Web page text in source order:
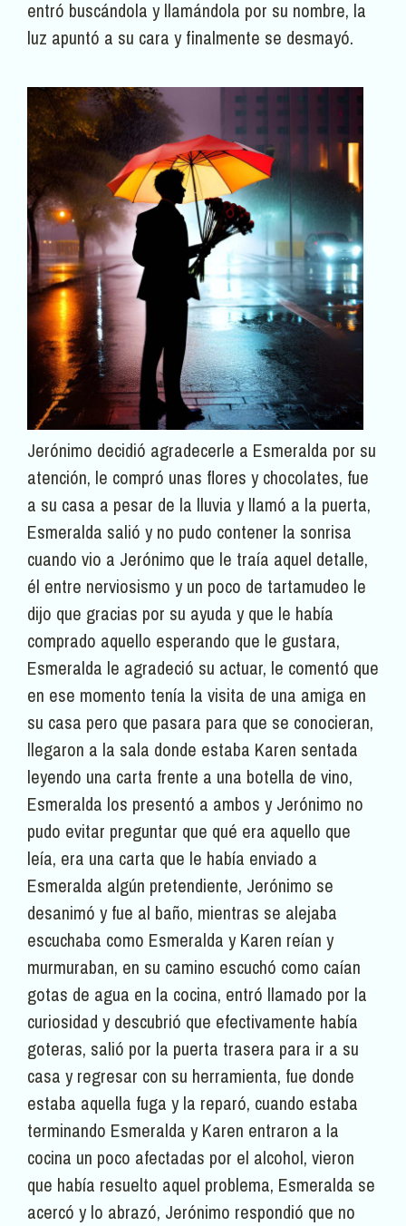
entró buscándola y llamándola por su nombre, la
luz apuntó a su cara y finalmente se desmayó.
Jerónimo decidió agradecerle a Esmeralda por su
atención, le compró unas flores y chocolates, fue
a su casa a pesar de la lluvia y llamó a la puerta,
Esmeralda salió y no pudo contener la sonrisa
cuando vio a Jerónimo que le traía aquel detalle,
él entre nerviosismo y un poco de tartamudeo le
dijo que gracias por su ayuda y que le había
comprado aquello esperando que le gustara,
Esmeralda le agradeció su actuar, le comentó que
en ese momento tenía la visita de una amiga en
su casa pero que pasara para que se conocieran,
llegaron a la sala donde estaba Karen sentada
leyendo una carta frente a una botella de vino,
Esmeralda los presentó a ambos y Jerónimo no
pudo evitar preguntar que qué era aquello que
leía, era una carta que le había enviado a
Esmeralda algún pretendiente, Jerónimo se
desanimó y fue al baño, mientras se alejaba
escuchaba como Esmeralda y Karen reían y
murmuraban, en su camino escuchó como caían
gotas de agua en la cocina, entró llamado por la
curiosidad y descubrió que efectivamente había
goteras, salió por la puerta trasera para ir a su
casa y regresar con su herramienta, fue donde
estaba aquella fuga y la reparó, cuando estaba
terminando Esmeralda y Karen entraron a la
cocina un poco afectadas por el alcohol, vieron
que había resuelto aquel problema, Esmeralda se
acercó y lo abrazó, Jerónimo respondió que no